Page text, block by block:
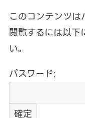
このコンテンツは
閲覧するには以下
い。
パスワード: